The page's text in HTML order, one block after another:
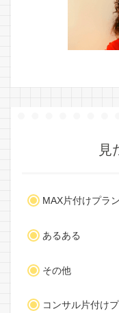
見
MAX片付けプラン
あるある
その他
コンサル片付け